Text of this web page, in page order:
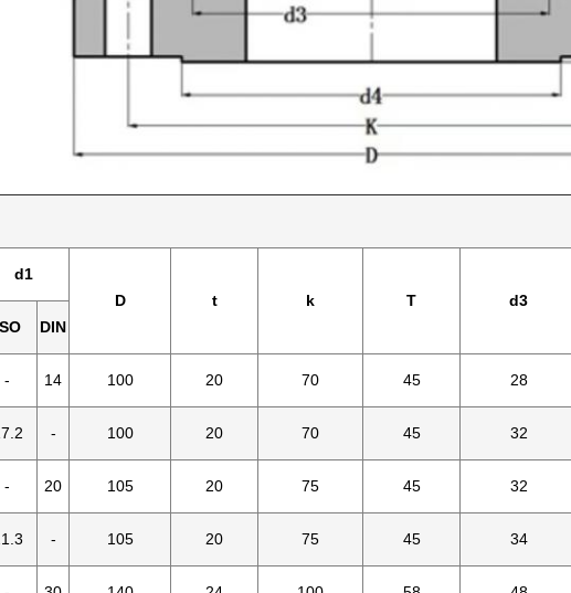
d1
D
t k T d3
DIN
- 14 100 20 70 45 28
- 100 20 70 45 32
- 20 105 20 75 45 32
- 105 20 75 45 34